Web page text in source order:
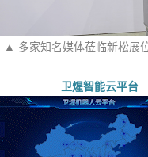
▲ 多家知名媒体莅临新松展
卫煋智能云平台